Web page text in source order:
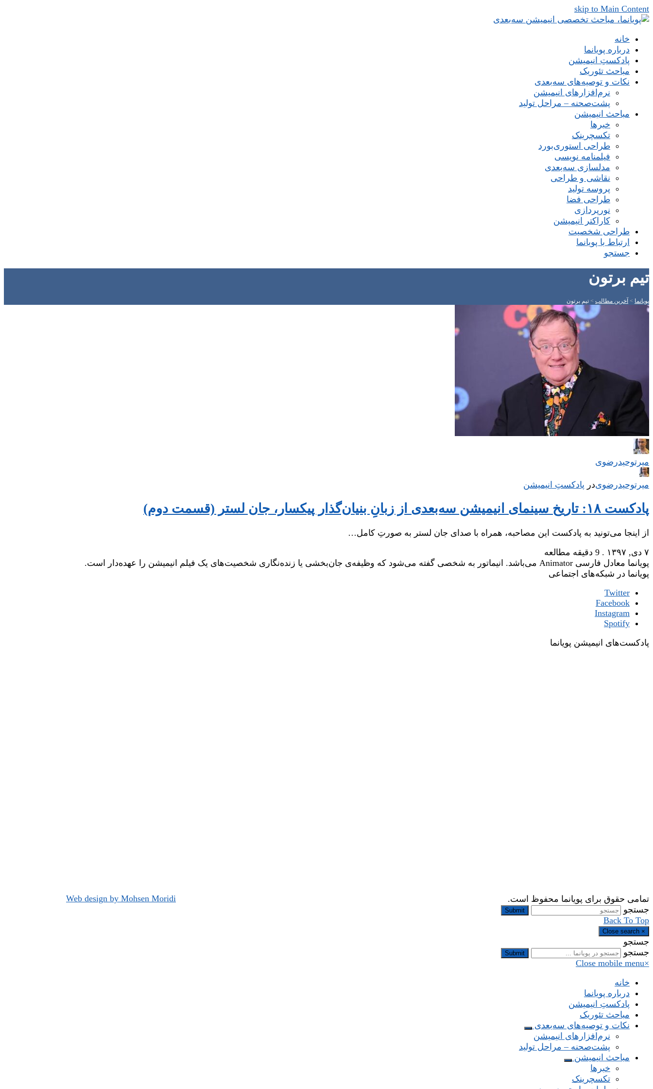
skip to Main Content
خانه
درباره پویانما
پادکستِ انیمیشن
مباحث تئوریک
نکات و توصیه‌های‌ سه‌بعدی
نرم‌افزارهای انیمیشن
پشت‌صحنه – مراحل تولید
مباحث انیمیشن
خبرها
تکسچرینک
طراحی استوری‌بورد
فیلمنامه نویسی
مدلسازی سه‌بعدی
نقاشی و طراحی
پروسه تولید
طراحی فضا
نورپردازی
کاراکتر انیمیشن
طراحی شخصیت
ارتباط با پویانما
جستجو
تیم برتون
پویانما > آخرین مطالب > تیم برتون
میر‌توحیدرضوی
میر‌توحیدرضویدر پادکستِ انیمیشن
پادکست ۱۸: تاریخ سینمای انیمیشن سه‌بعدی از زبانِ بنیان‌گذار پیکسار، جان لستر (قسمت دوم)
از اینجا می‌تونید به پادکست این مصاحبه، همراه با صدای جان لستر به صورتِ کامل…
۷ دی, ۱۳۹۷
. 9 دقیقه مطالعه
پویانما معادل فارسی Animator می‌باشد. انیماتور به شخصی گفته می‌شود که وظیفه‌ی جان‌بخشی یا زنده‌نگاری شخصیت‌های یک فیلم انیمیشن را عهده‌دار است.
پویانما در شبکه‌های اجتماعی
Twitter
Facebook
Instagram
Spotify
پادکست‌های انیمیشن پویانما
تمامی حقوق برای پویانما محفوظ است.
Web design by Mohsen Moridi
جستجو
Submit
Back To Top
×
Close search
جستجو
جستجو
Submit
×
Close mobile menu
خانه
درباره پویانما
پادکستِ انیمیشن
مباحث تئوریک
نکات و توصیه‌های‌ سه‌بعدی
نرم‌افزارهای انیمیشن
پشت‌صحنه – مراحل تولید
مباحث انیمیشن
خبرها
تکسچرینک